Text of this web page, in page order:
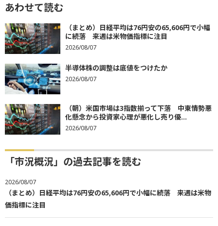
あわせて読む
（まとめ）日経平均は76円安の65,606円で小幅
に続落 来週は米物価指標に注目
2026/08/07
半導体株の調整は底値をつけたか
2026/08/07
（朝）米国市場は3指数揃って下落 中東情勢悪
化懸念から投資家心理が悪化し売り優...
2026/08/07
「市況概況」の過去記事を読む
2026/08/07
（まとめ）日経平均は76円安の65,606円で小幅に続落 来週は米物
価指標に注目